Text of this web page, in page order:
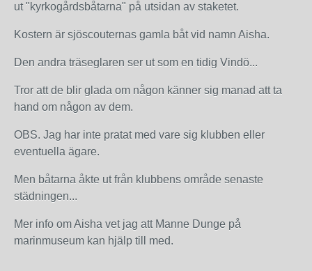
ut "kyrkogårdsbåtarna" på utsidan av staketet.
Kostern är sjöscouternas gamla båt vid namn Aisha.
Den andra träseglaren ser ut som en tidig Vindö...
Tror att de blir glada om någon känner sig manad att ta
hand om någon av dem.
OBS. Jag har inte pratat med vare sig klubben eller
eventuella ägare.
Men båtarna åkte ut från klubbens område senaste
städningen...
Mer info om Aisha vet jag att Manne Dunge på
marinmuseum kan hjälp till med.